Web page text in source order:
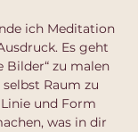
ich Meditation
Es geht
Bilder“ zu malen
Raum zu
und Form
was in dir